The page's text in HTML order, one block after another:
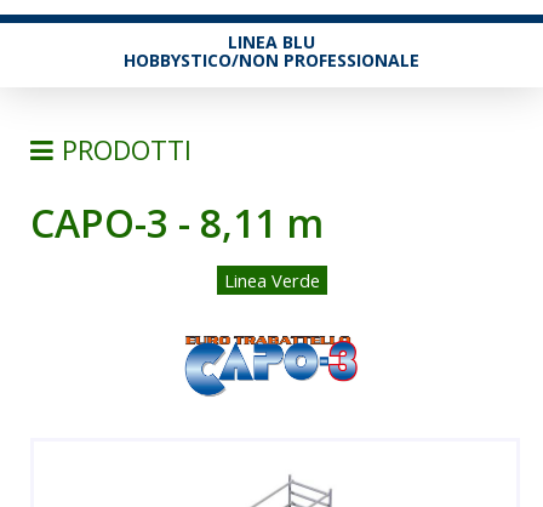
LINEA BLU
HOBBYSTICO/NON PROFESSIONALE
PRODOTTI
SCALE
TRABATTELLI ALLUMINIO
SGABELLI E CAVALLETTI
CAPO-3 - 8,11 m
Linea Verde